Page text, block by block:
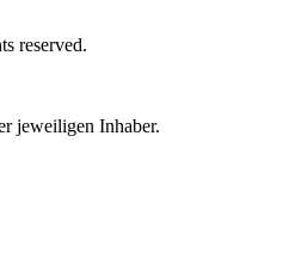
reserved.
jeweiligen Inhaber.